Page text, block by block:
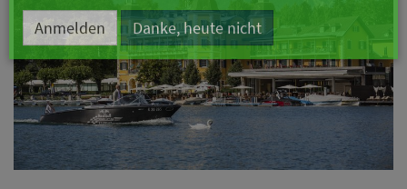
Tageskarte-Newsletter (gegen 8.30 Uhr)
Ich habe dieDatenschutzerklärungzur Kenntnis
genommen.
Anmelden Danke, heute nicht